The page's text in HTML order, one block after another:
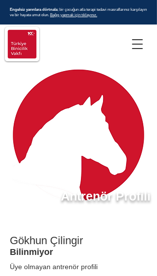
Engelsiz yarınlara dörtnala; bir çocuğun atla terapi tedavi masraflarınız karşılayın
ve bir hayata umut olun. Bağış yapmak için tıklayınız.
Antrenör Profili
Gökhun Çilingir
Bilinmiyor
Üye olmayan antrenör profili